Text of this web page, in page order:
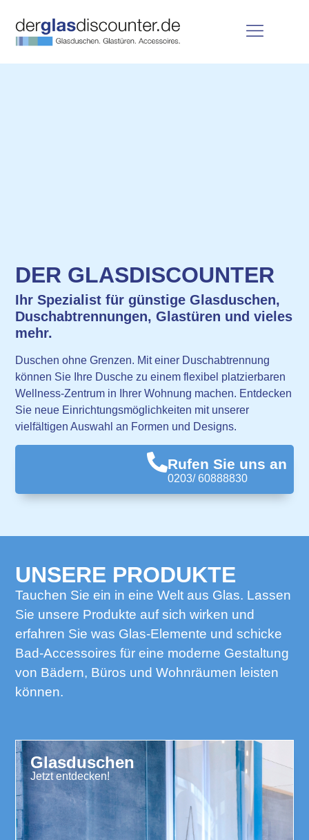
DER GLASDISCOUNTER
Ihr Spezialist für günstige Glasduschen,
Duschabtrennungen, Glastüren und vieles
mehr.
Duschen ohne Grenzen. Mit einer Duschabtrennung
können Sie Ihre Dusche zu einem flexibel platzierbaren
Wellness-Zentrum in Ihrer Wohnung machen. Entdecken
Sie neue Einrichtungsmöglichkeiten mit unserer
vielfältigen Auswahl an Formen und Designs.
Rufen Sie uns an
0203/ 60888830
UNSERE PRODUKTE
Tauchen Sie ein in eine Welt aus Glas. Lassen
Sie unsere Produkte auf sich wirken und
erfahren Sie was Glas-Elemente und schicke
Bad-Accessoires für eine moderne Gestaltung
von Bädern, Büros und Wohnräumen leisten
können.
Glasduschen
Jetzt entdecken!